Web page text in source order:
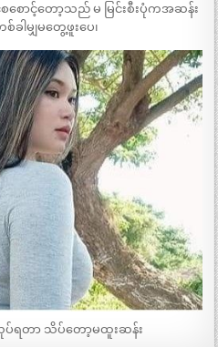
ောင့်တော့သည် မ မြင်းစီးပုံကအဆန်း
ါမျှမတွေ့ဖူးပေ၊
တာ သိပ်တော့မထူးဆန်း